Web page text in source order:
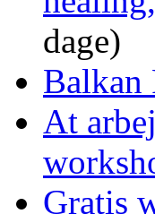
dage)
At
Gratis